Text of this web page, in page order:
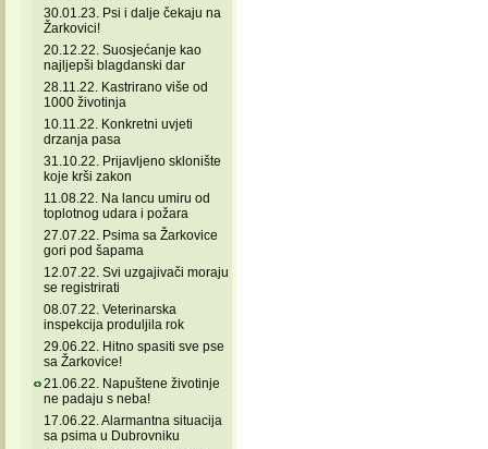
30.01.23. Psi i dalje čekaju na
Žarkovici!
20.12.22. Suosjećanje kao
najljepši blagdanski dar
28.11.22. Kastrirano više od
1000 životinja
10.11.22. Konkretni uvjeti
drzanja pasa
31.10.22. Prijavljeno sklonište
koje krši zakon
11.08.22. Na lancu umiru od
toplotnog udara i požara
27.07.22. Psima sa Žarkovice
gori pod šapama
12.07.22. Svi uzgajivači moraju
se registrirati
08.07.22. Veterinarska
inspekcija produljila rok
29.06.22. Hitno spasiti sve pse
sa Žarkovice!
21.06.22. Napuštene životinje
ne padaju s neba!
17.06.22. Alarmantna situacija
sa psima u Dubrovniku